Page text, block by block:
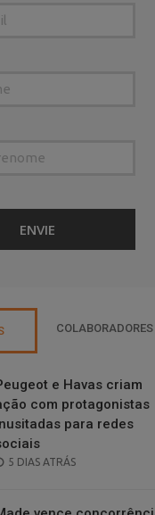
COLABORADORES
e Havas criam
com protagonistas
para redes
POSTED
5 DIAS ATRÁS